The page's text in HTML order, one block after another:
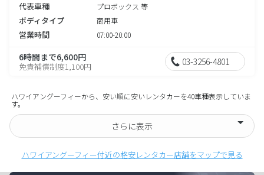
代表車種 プロボックス 等
ボディタイプ 商用車
営業時間 07:00-20:00
6時間まで6,600円
免責補償制度1,100円 03-3256-4801
ハワイアングーフィーから、安い順に安いレンタカーを40車種表示していま
す。
さらに表示
ハワイアングーフィー付近の格安レンタカー店舗をマップで見る